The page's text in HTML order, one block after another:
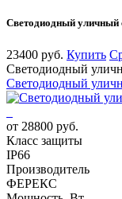
Светодиодный уличный
23400 руб. Купить
Светодиодный
Светодиодный
от 28800 руб.
Класс защиты
IP66
Производитель
ФЕРЕКС